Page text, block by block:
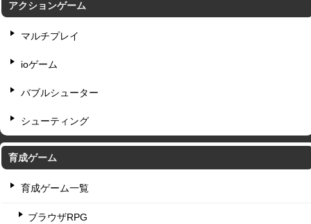
アクションゲーム
マルチプレイ
ioゲーム
バブルシューター
シューティング
育成ゲーム
育成ゲーム一覧
ブラウザRPG